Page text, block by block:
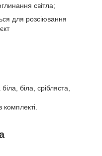
світла;
для розсіювання
біла, срібляста,